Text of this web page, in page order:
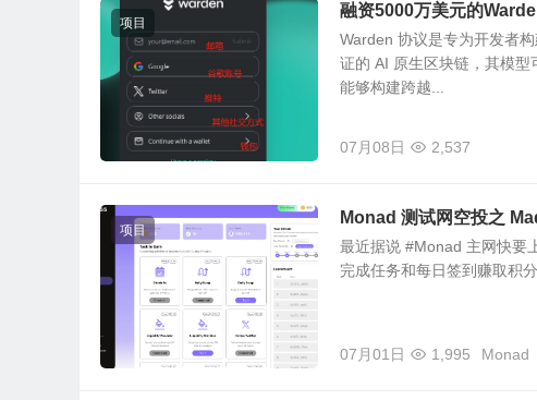
项目
融资5000万美元的
Warden 协议是专为开发者
证的 AI 原生区块链，其模
能够构建跨越...
07月08日 2,537
项目
Monad 测试网空投之
最近据说 #Monad 主网快要
完成任务和每日签到赚取积
07月01日 1,995 Monad